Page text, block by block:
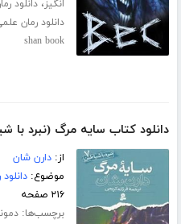
انگیز،دانلود
دانلود رمان
shan book
دانلود کتاب سایه مرگ (نبرد با
از:دارن شان
موضوع:
۲۱۶ صفحه
برچسب‌ها: